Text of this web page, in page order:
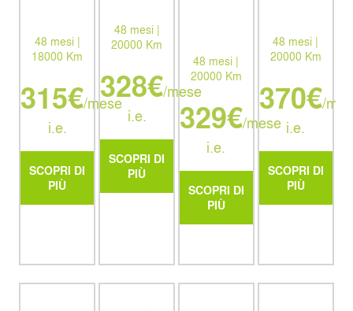
48 mesi |
18000 Km
315€/mese
i.e.
SCOPRI DI
PIÙ
48 mesi |
20000 Km
328€/mese
i.e.
SCOPRI DI
PIÙ
48 mesi |
20000 Km
329€/mese
i.e.
SCOPRI DI
PIÙ
48 mesi |
20000 Km
370€/
i.e.
SCOPRI DI
PIÙ